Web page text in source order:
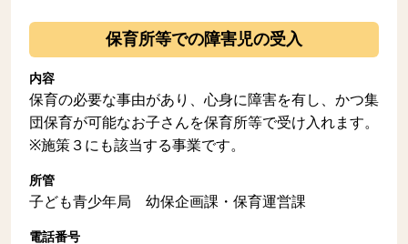
保育所等での障害児の受入
内容
保育の必要な事由があり、心身に障害を有し、かつ集
団保育が可能なお子さんを保育所等で受け入れます。
※施策３にも該当する事業です。
所管
子ども青少年局 幼保企画課・保育運営課
電話番号